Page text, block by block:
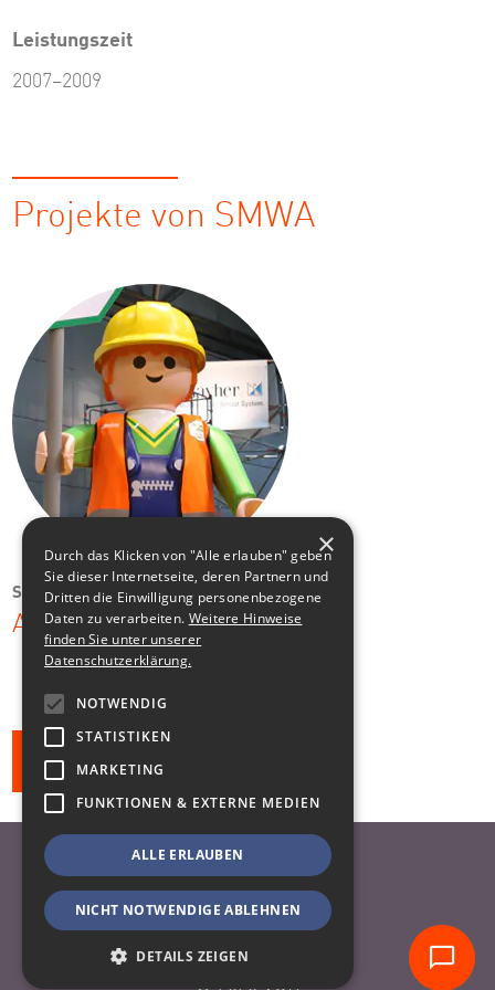
Leistungszeit
2007–2009
Projekte von SMWA
SMWA
Arbeitsschutzkampagne
Alle Klienten
© 2026 VOR
Nach oben
Datenschutzhinweise
Impressum
×
Durch das Klicken von "Alle erlauben" geben
Sie dieser Internetseite, deren Partnern und
Dritten die Einwilligung personenbezogene
Daten zu verarbeiten. Weitere Hinweise
finden Sie unter unserer
Datenschutzerklärung.
NOTWENDIG
STATISTIKEN
MARKETING
FUNKTIONEN & EXTERNE MEDIEN
ALLE ERLAUBEN
NICHT NOTWENDIGE ABLEHNEN
DETAILS ZEIGEN